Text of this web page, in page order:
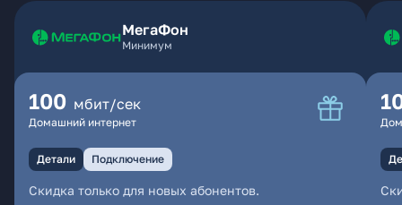
МегаФон
Минимум
100 мбит/сек
Домашний интернет
Детали Подключение
Скидка только для новых абонентов.